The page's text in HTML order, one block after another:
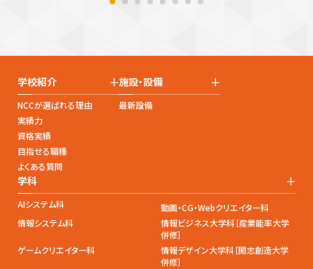
学校紹介 +
NCCが選ばれる理由
実績力
資格実績
目指せる職種
よくある質問
施設・設備 +
最新設備
学科 +
AIシステム科
動画・CG・Webクリエイター科
情報システム科
情報ビジネス大学科［産業能率大学
併修］
ゲームクリエイター科
情報デザイン大学科［開志創造大学
併修］